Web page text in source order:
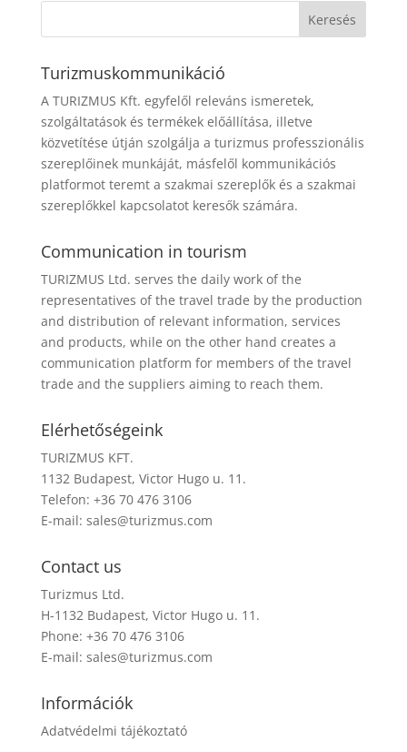
Turizmuskommunikáció
A TURIZMUS Kft. egyfelől releváns ismeretek,
szolgáltatások és termékek előállítása, illetve
közvetítése útján szolgálja a turizmus professzionális
szereplőinek munkáját, másfelől kommunikációs
platformot teremt a szakmai szereplők és a szakmai
szereplőkkel kapcsolatot keresők számára.
Communication in tourism
TURIZMUS Ltd. serves the daily work of the
representatives of the travel trade by the production
and distribution of relevant information, services
and products, while on the other hand creates a
communication platform for members of the travel
trade and the suppliers aiming to reach them.
Elérhetőségeink
TURIZMUS KFT.
1132 Budapest, Victor Hugo u. 11.
Telefon: +36 70 476 3106
E-mail: sales@turizmus.com
Contact us
Turizmus Ltd.
H-1132 Budapest, Victor Hugo u. 11.
Phone: +36 70 476 3106
E-mail: sales@turizmus.com
Információk
Adatvédelmi tájékoztató